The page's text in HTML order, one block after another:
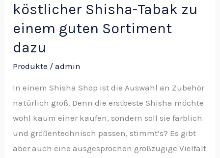
köstlicher Shisha-Tabak zu
einem guten Sortiment
dazu
Produkte /admin
In einem Shisha Shop ist die Auswahl an Zubehör
natürlich groß. Denn die erstbeste Shisha möchte
wohl kaum einer kaufen, sondern soll sie farblich
und größentechnisch passen, stimmt’s? Es gibt
aber auch eine ausgesprochen großzügige Vielfalt